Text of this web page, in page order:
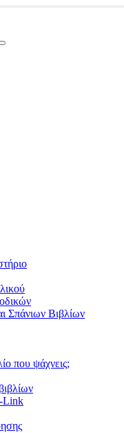
Σπάνιων Βιβλίων
που ψάχνεις;
Link